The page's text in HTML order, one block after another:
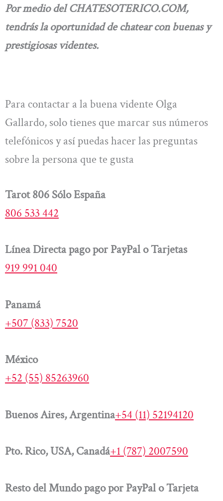
Por medio del CHATESOTERICO.COM,
tendrás la oportunidad de chatear con buenas y
prestigiosas videntes.
Para contactar a la buena vidente Olga
Gallardo, solo tienes que marcar sus números
telefónicos y así puedas hacer las preguntas
sobre la persona que te gusta
Tarot 806 Sólo España
806 533 442
Línea Directa pago por PayPal o Tarjetas
919 991 040
Panamá
+507 (833) 7520
México
+52 (55) 85263960
Buenos Aires, Argentina+54 (11) 52194120
Pto. Rico, USA, Canadá+1 (787) 2007590
Resto del Mundo pago por PayPal o Tarjeta